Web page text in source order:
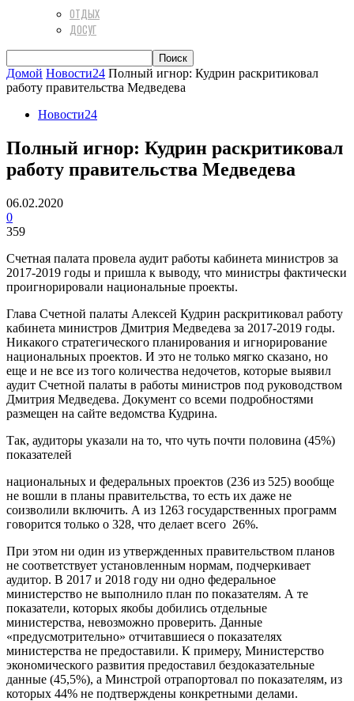
ОТДЫХ
ДОСУГ
Домой Новости24 Полный игнор: Кудрин раскритиковал
работу правительства Медведева
Новости24
Полный игнор: Кудрин раскритиковал
работу правительства Медведева
06.02.2020
0
359
Счетная палата провела аудит работы кабинета министров за
2017-2019 годы и пришла к выводу, что министры фактически
проигнорировали национальные проекты.
Глава Счетной палаты Алексей Кудрин раскритиковал работу
кабинета министров Дмитрия Медведева за 2017-2019 годы.
Никакого стратегического планирования и игнорирование
национальных проектов. И это не только мягко сказано, но
еще и не все из того количества недочетов, которые выявил
аудит Счетной палаты в работы министров под руководством
Дмитрия Медведева. Документ со всеми подробностями
размещен на сайте ведомства Кудрина.
Так, аудиторы указали на то, что чуть почти половина (45%)
показателей
национальных и федеральных проектов (236 из 525) вообще
не вошли в планы правительства, то есть их даже не
соизволили включить. А из 1263 государственных программ
говорится только о 328, что делает всего 26%.
При этом ни один из утвержденных правительством планов
не соответствует установленным нормам, подчеркивает
аудитор. В 2017 и 2018 году ни одно федеральное
министерство не выполнило план по показателям. А те
показатели, которых якобы добились отдельные
министерства, невозможно проверить. Данные
«предусмотрительно» отчитавшиеся о показателях
министерства не предоставили. К примеру, Министерство
экономического развития предоставил бездоказательные
данные (45,5%), а Минстрой отрапортовал по показателям, из
которых 44% не подтверждены конкретными делами.